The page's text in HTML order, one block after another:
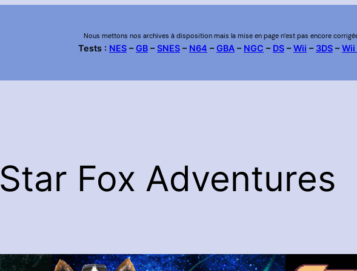
Nous mettons nos archives à disposition mais la mise en page n’est pas encore
Tests : NES–GB–SNES– N64 –GBA– NGC – DS–Wii – 3DS–Wii
Star Fox Adventures